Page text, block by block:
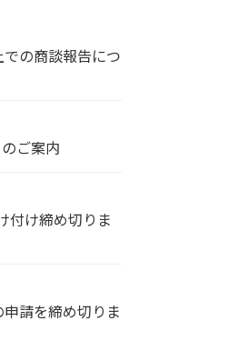
での商談報告につ
ご案内
付け締め切りま
請を締め切りま